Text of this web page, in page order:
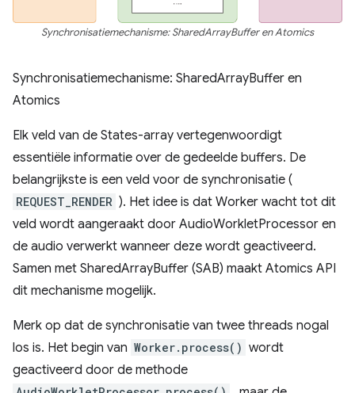
Synchronisatiemechanisme: SharedArrayBuffer en Atomics
Synchronisatiemechanisme: SharedArrayBuffer en
Atomics
Elk veld van de States-array vertegenwoordigt
essentiële informatie over de gedeelde buffers. De
belangrijkste is een veld voor de synchronisatie (
REQUEST_RENDER ). Het idee is dat Worker wacht tot dit
veld wordt aangeraakt door AudioWorkletProcessor en
de audio verwerkt wanneer deze wordt geactiveerd.
Samen met SharedArrayBuffer (SAB) maakt Atomics API
dit mechanisme mogelijk.
Merk op dat de synchronisatie van twee threads nogal
los is. Het begin van Worker.process() wordt
geactiveerd door de methode